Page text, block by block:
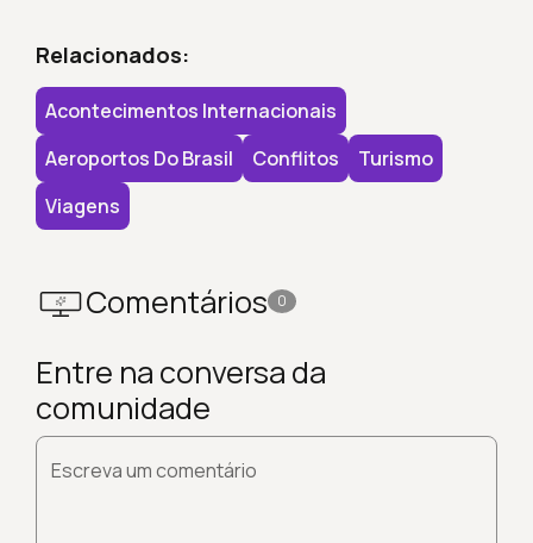
Relacionados:
Acontecimentos Internacionais
Aeroportos Do Brasil
Conflitos
Turismo
Viagens
Comentários 0
Entre na conversa da
comunidade
Escreva um comentário